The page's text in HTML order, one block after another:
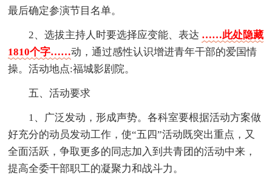
最后确定参演节目名单。
2、选拔主持人时要选择应变能、表达 ……此处隐藏
1810个字……动，通过感性认识增进青年干部的爱国情
操。活动地点:福城影剧院。
五、活动要求
1、广泛发动，形成声势。各科室要根据活动方案做
好充分的动员发动工作，使“五四”活动既突出重点，又
全面活跃，争取更多的同志加入到共青团的活动中来，
提高全委干部职工的凝聚力和战斗力。